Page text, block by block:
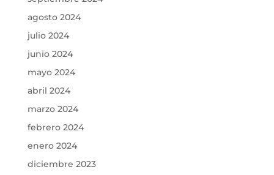
agosto 2024
julio 2024
junio 2024
mayo 2024
abril 2024
marzo 2024
febrero 2024
enero 2024
diciembre 2023